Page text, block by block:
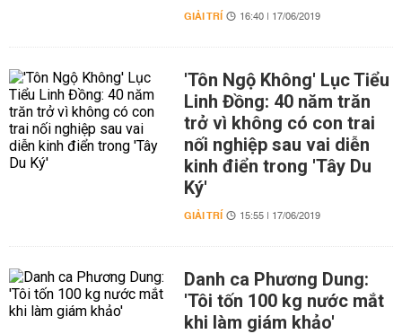
GIẢI TRÍ 16:40 | 17/06/2019
'Tôn Ngộ Không' Lục Tiểu
Linh Đồng: 40 năm trăn
trở vì không có con trai
nối nghiệp sau vai diễn
kinh điển trong 'Tây Du
Ký'
GIẢI TRÍ 15:55 | 17/06/2019
Danh ca Phương Dung:
'Tôi tốn 100 kg nước mắt
khi làm giám khảo'